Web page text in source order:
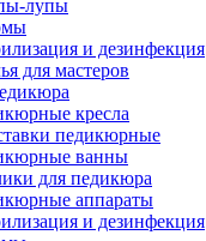
лупы
и дезинфекция
для мастеров
кресла
педикюрные
ванны
для педикюра
аппараты
и дезинфекция